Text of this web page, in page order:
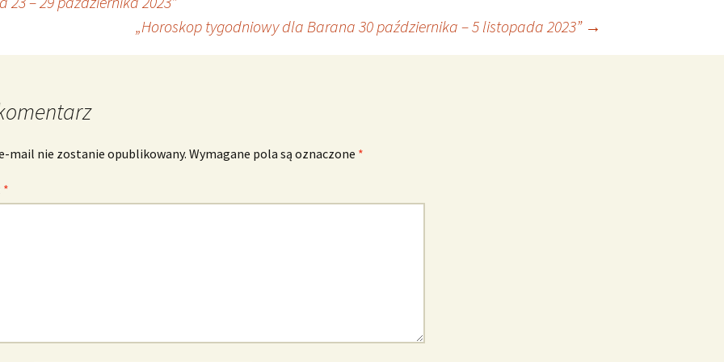
„Horoskop tygodniowy dla Barana 30 października – 5 listopada 2023” →
mail nie zostanie opublikowany.Wymagane pola są oznaczone *
*